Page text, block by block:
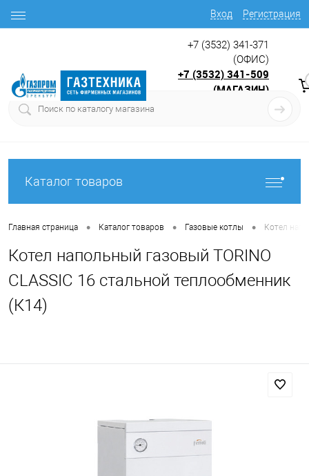
Вход Регистрация
+7 (3532) 341-371
(ОФИС)
+7 (3532) 341-509
(МАГАЗИН)
Каталог товаров
Главная страница • Каталог товаров • Газовые котлы • Котел
Котел напольный газовый TORINO
CLASSIC 16 стальной теплообменник
(К14)